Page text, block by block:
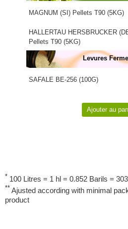
MAGNUM (SI) Pellets T90 (5KG)
HALLERTAU HERSBRUCKER
Pellets T90 (5KG)
Levures
SAFALE BE-256 (100G)
* 100 Litres = 1 hl = 0.852 Barils =
** Ajusted according with minimal
product